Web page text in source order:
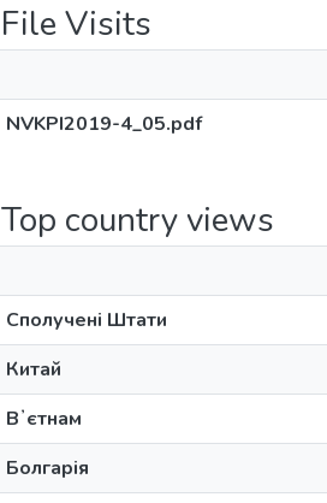
File Visits
NVKPI2019-4_05.pdf
Top country views
Сполучені Штати
Китай
Вʼєтнам
Болгарія